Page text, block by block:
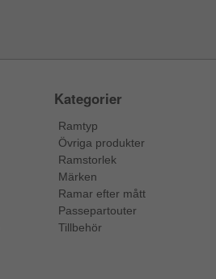
Kategorier
Ramtyp
Övriga produkter
Ramstorlek
Märken
Ramar efter mått
Passepartouter
Tillbehör